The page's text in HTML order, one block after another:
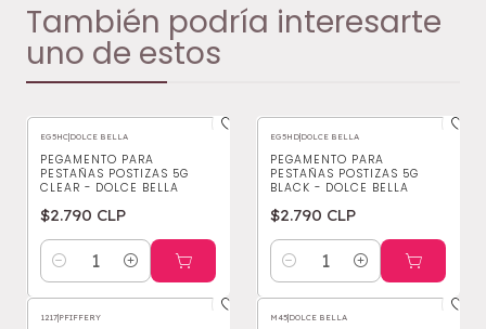
También podría interesarte
uno de estos
EG5HC|DOLCE BELLA
PEGAMENTO PARA
PESTAÑAS POSTIZAS 5G
CLEAR - DOLCE BELLA
$2.790 CLP
Cantidad
EG5HD|DOLCE BELLA
PEGAMENTO PARA
PESTAÑAS POSTIZAS 5G
BLACK - DOLCE BELLA
$2.790 CLP
Cantidad
1217|PFIFFERY M45|DOLCE BELLA